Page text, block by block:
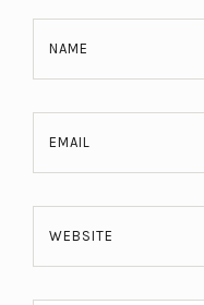
NAME
EMAIL
WEBSITE